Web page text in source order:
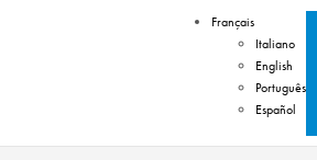
Français
Italiano
English
Português
Español